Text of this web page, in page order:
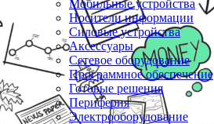
Мобильные устройства
Носители информации
Силовые устройства
Аксессуары
Сетевое оборудование
Программное обеспечение
Готовые решения
Периферия
Электрооборудование